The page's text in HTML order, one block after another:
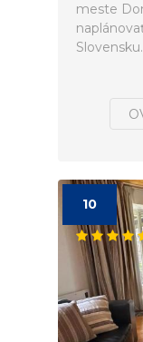
meste
Slovensku.
10